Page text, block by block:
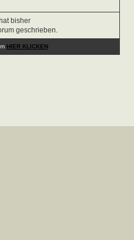
hat bisher
geschrieben.
HIER KLICKEN